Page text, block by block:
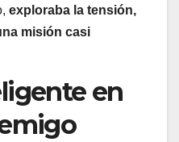
exploraba la tensión,
misión casi
en